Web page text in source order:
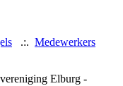
.:. Medewerkers
Elburg -